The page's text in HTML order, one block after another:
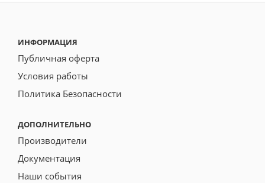
ИНФОРМАЦИЯ
Публичная оферта
Условия работы
Политика Безопасности
ДОПОЛНИТЕЛЬНО
Производители
Документация
Наши события